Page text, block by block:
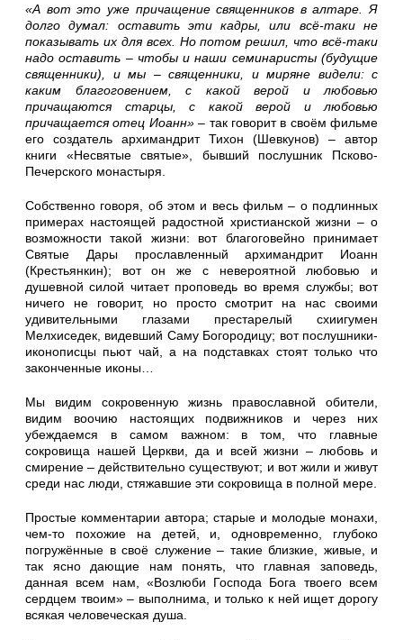
«А вот это уже причащение священников в алтаре. Я
долго думал: оставить эти кадры, или всё-таки не
показывать их для всех. Но потом решил, что всё-таки
надо оставить – чтобы и наши семинаристы (будущие
священники), и мы – священники, и миряне видели: с
каким благоговением, с какой верой и любовью
причащаются старцы, с какой верой и любовью
причащается отец Иоанн»– так говорит в своём фильме
его создатель архимандрит Тихон (Шевкунов) – автор
книги «Несвятые святые», бывший послушник Псково-
Печерского монастыря.
Собственно говоря, об этом и весь фильм – о подлинных
примерах настоящей радостной христианской жизни – о
возможности такой жизни: вот благоговейно принимает
Святые Дары прославленный архимандрит Иоанн
(Крестьянкин); вот он же с невероятной любовью и
душевной силой читает проповедь во время службы; вот
ничего не говорит, но просто смотрит на нас своими
удивительными глазами престарелый схиигумен
Мелхиседек, видевший Саму Богородицу; вот послушники-
иконописцы пьют чай, а на подставках стоят только что
законченные иконы…
Мы видим сокровенную жизнь православной обители,
видим воочию настоящих подвижников и через них
убеждаемся в самом важном: в том, что главные
сокровища нашей Церкви, да и всей жизни – любовь и
смирение – действительно существуют; и вот жили и живут
среди нас люди, стяжавшие эти сокровища в полной мере.
Простые комментарии автора; старые и молодые монахи,
чем-то похожие на детей, и, одновременно, глубоко
погружённые в своё служение – такие близкие, живые, и
так ясно дающие нам понять, что главная заповедь,
данная всем нам, «Возлюби Господа Бога твоего всем
сердцем твоим» – выполнима, и только к ней ищет дорогу
всякая человеческая душа.